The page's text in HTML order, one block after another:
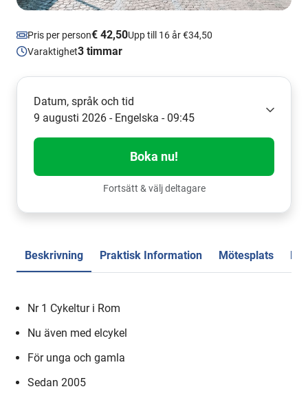
Pris per person€ 42,50Upp till 16 år €34,50
Varaktighet3 timmar
Datum, språk och tid
9 augusti 2026 - Engelska - 09:45
Boka nu!
Fortsätt & välj deltagare
Beskrivning Praktisk Information Mötesplats
Nr 1 Cykeltur i Rom
Nu även med elcykel
För unga och gamla
Sedan 2005